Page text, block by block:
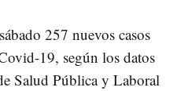
257 nuevos casos
19, según los datos
Salud Pública y Laboral